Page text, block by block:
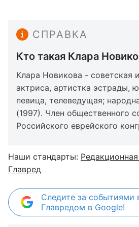
СПРАВКА
Кто такая Клара
Клара Новикова - советская
актриса, артистка эстрады,
певица, телеведущая;
(1997). Член общественного
Российского еврейского
Наши стандарты:
Главред
Следите за событиями
Главредом в Google!